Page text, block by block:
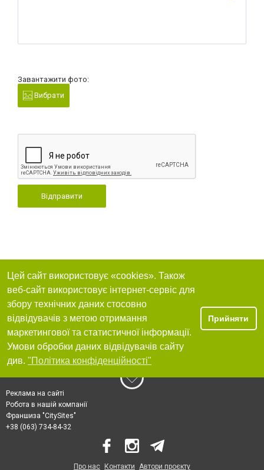
Завантажити фото:
Вибрати
Відправити
Цей сайт використовує «cookies». Також
веб-сайт використовує інтернет-сервіс для
збору технічних даних стосовно
відвідувачів з метою отримання
маркетингової та статистичної інформації.
Умови обробки даних відвідувачів сайту
див. "Політика конфіденційності"
Прийняти
Реклама на сайті
Робота в нашій компанії
Франшиза "CitySites"
+38 (063) 734-84-32
Про нас Контакти Автори проєкту